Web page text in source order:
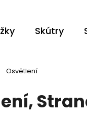
Skútry
Osvětlení
,